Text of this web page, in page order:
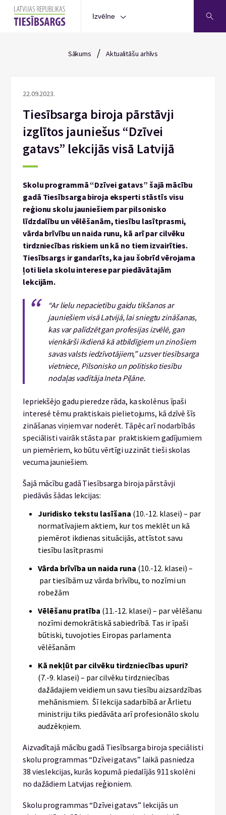
Izvēlne
Sākums / Aktualitāšu arhīvs
22.09.2023.
Tiesībsarga biroja pārstāvji
izglītos jauniešus “Dzīvei
gatavs” lekcijās visā Latvijā
Skolu programmā “Dzīvei gatavs” šajā mācību
gadā Tiesībsarga biroja eksperti stāstīs visu
reģionu skolu jauniešiem par pilsonisko
līdzdalību un vēlēšanām, tiesību lasītprasmi,
vārda brīvību un naida runu, kā arī par cilvēku
tirdzniecības riskiem un kā no tiem izvairīties.
Tiesībsargs ir gandarīts, ka jau šobrīd vērojama
ļoti liela skolu interese par piedāvātajām
lekcijām.
“Ar lielu nepacietību gaidu tikšanos ar
jauniešiem visā Latvijā, lai sniegtu zināšanas,
kas var palīdzēt gan profesijas izvēlē, gan
vienkārši ikdienā kā atbildīgiem un zinošiem
savas valsts iedzīvotājiem,” uzsver tiesībsarga
vietniece, Pilsonisko un politisko tiesību
nodaļas vadītāja Ineta Piļāne.
Iepriekšējo gadu pieredze rāda, ka skolēnus īpaši
interesē tēmu praktiskais pielietojums, kā dzīvē šīs
zināšanas viņiem var noderēt. Tāpēc arī nodarbībās
speciālisti vairāk stāsta par praktiskiem gadījumiem
un piemēriem, ko būtu vērtīgi uzzināt tieši skolas
vecuma jauniešiem.
Šajā mācību gadā Tiesībsarga biroja pārstāvji
piedāvās šādas lekcijas:
Juridisko tekstu lasīšana (10.-12. klasei) – par
normatīvajiem aktiem, kur tos meklēt un kā
piemērot ikdienas situācijās, attīstot savu
tiesību lasītprasmi
Vārda brīvība un naida runa (10.-12. klasei) –
par tiesībām uz vārda brīvību, to nozīmi un
robežām
Vēlēšanu pratība (11.-12. klasei) – par vēlēšanu
nozīmi demokrātiskā sabiedrībā. Tas ir īpaši
būtiski, tuvojoties Eiropas parlamenta
vēlēšanām
Kā nekļūt par cilvēku tirdzniecības upuri?
(7.-9. klasei) – par cilvēku tirdzniecības
dažādajiem veidiem un savu tiesību aizsardzības
mehānismiem. Šī lekcija sadarbībā ar Ārlietu
ministriju tiks piedāvāta arī profesionālo skolu
audzēkņiem.
Aizvadītajā mācību gadā Tiesībsarga biroja speciālisti
skolu programmas “Dzīvei gatavs” laikā pasniedza
38 vieslekcijas, kurās kopumā piedalījās 911 skolēni
no dažādiem Latvijas reģioniem.
Skolu programmas “Dzīvei gatavs” lekcijās un